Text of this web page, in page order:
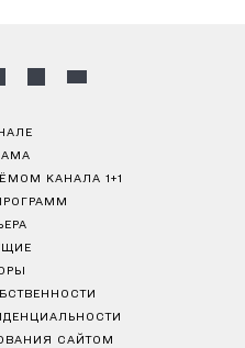
КАНАЛА 1+1
САЙТОМ